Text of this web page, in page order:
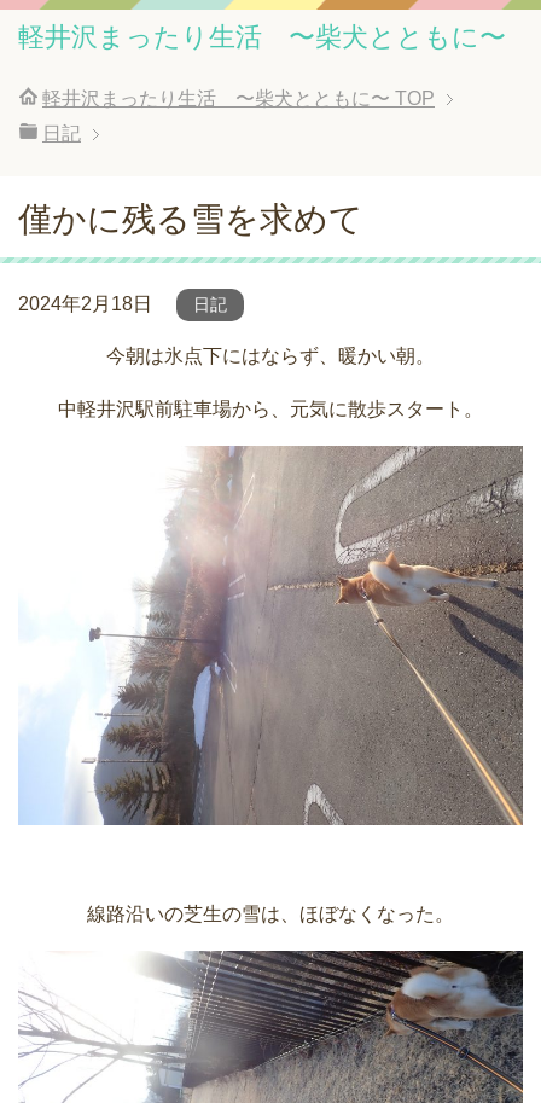
軽井沢まったり生活 〜柴犬とともに〜
軽井沢まったり生活 〜柴犬とともに〜 TOP
日記
僅かに残る雪を求めて
2024年2月18日 日記
今朝は氷点下にはならず、暖かい朝。
中軽井沢駅前駐車場から、元気に散歩スタート。
線路沿いの芝生の雪は、ほぼなくなった。